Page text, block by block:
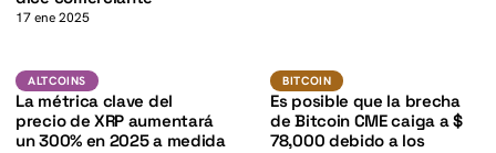
17 ene 2025
ALTCOINSXRP
ALTCOINS
La métrica clave del
precio de XRP aumentará
un 300% en 2025 a medida
BITCOIN BTC
BITCOIN
Es posible que la brecha
de Bitcoin CME caiga a $
78,000 debido a los